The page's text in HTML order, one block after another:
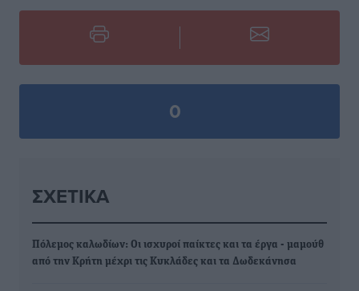
0
ΣΧΕΤΙΚΆ
Πόλεμος καλωδίων: Οι ισχυροί παίκτες και τα έργα - μαμούθ
από την Κρήτη μέχρι τις Κυκλάδες και τα Δωδεκάνησα